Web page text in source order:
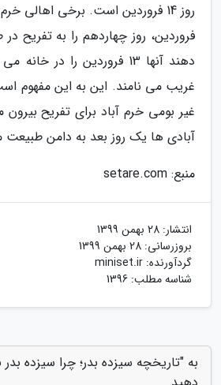
روز 14 فروردین است. برخی اهالی
فروردین، روز چهاردهم را به
دهند آنها 13 فروردین را در
غریب می نامند. این به این مفهوم
غیر بومی خرم آباد برای تفریح
آبادی ها یک روز بعد به دامن طبیعت
منبع: setare.com
انتشار: 28 بهمن 1399
بروزرسانی: 28 بهمن 1399
گردآورنده: miniset.ir
شناسه مطلب: 1396
به "تاریخچه سیزده بدر؛ چرا سیزده